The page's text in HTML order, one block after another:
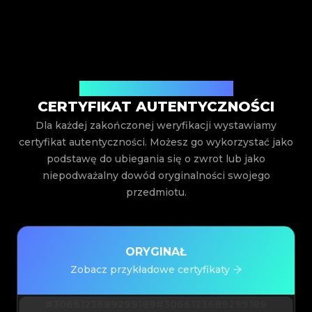
CERTYFIKAT AUTENTYCZNOŚCI
Dla każdej zakończonej weryfikacji wystawiamy
certyfikat autentyczności. Możesz go wykorzystać jako
podstawę do ubiegania się o zwrot lub jako
niepodważalny dowód oryginalności swojego
przedmiotu.
ORYGINAŁ
Zobacz przykładowe certyfikaty